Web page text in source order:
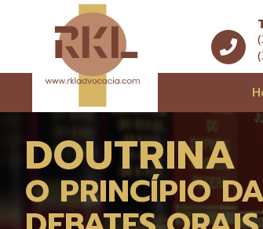
DOUTRINA
O PRINCÍPIO